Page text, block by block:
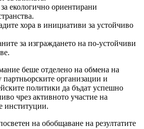
екологично ориентирани
хора в инициативи за устойчиво
за изграждането на по-устойчиви
беше отделено на обмена на
организации и
политики да бъдат успешно
чрез активното участие на
институции.
на обобщаване на резултатите